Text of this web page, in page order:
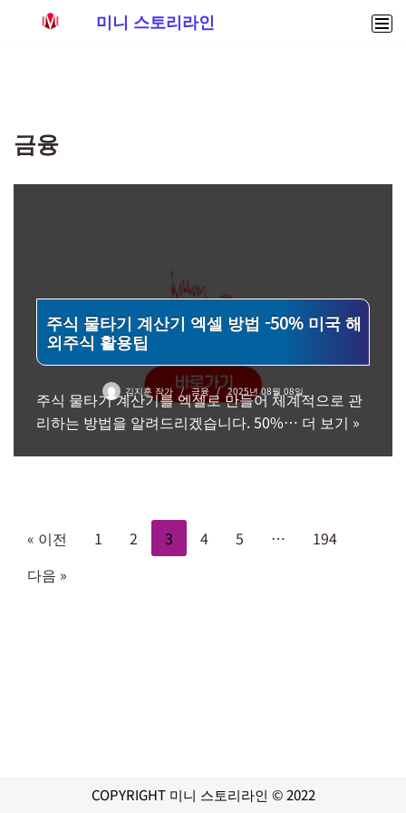
건
너
뛰
미니 스토리라인
금융
주식 물타기 계산기 엑셀 방법 -50% 미국 해
외주식 활용팁
김지훈 작가 금융 2025년 08월 08일
주식 물타기 계산기를 엑셀로 만들어 체계적으로 관
리하는 방법을 알려드리겠습니다. 50%… 더 보기 »
« 이전 1 2 3 4 5 …
194
다음 »
COPYRIGHT 미니 스토리라인 © 2022